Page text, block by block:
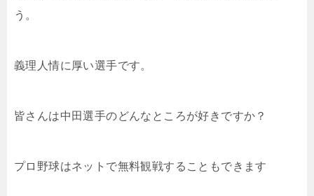
う。
義理人情に厚い選手です。
皆さんは中田選手のどんなところが好きですか？
プロ野球はネットで無料観戦することもできます